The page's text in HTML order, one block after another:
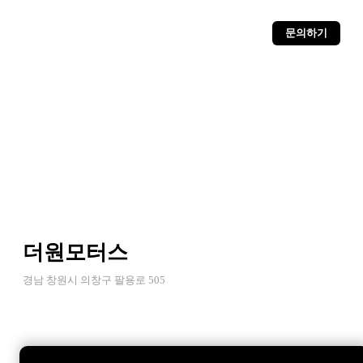
문의하기
더원모터스
경남 창원시 의창구 팔용로 505